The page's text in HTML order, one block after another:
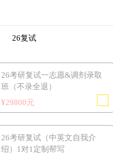
26复试
26考研复试一志愿&调剂录取
班（不录全退）
¥29800元
26考研复试（中英文自我介
绍）1对1定制帮写